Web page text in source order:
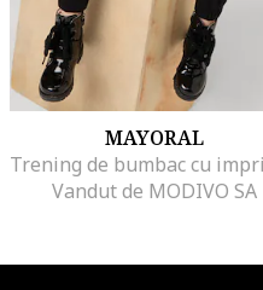
MAYORAL
Vandut de MODIVO SA